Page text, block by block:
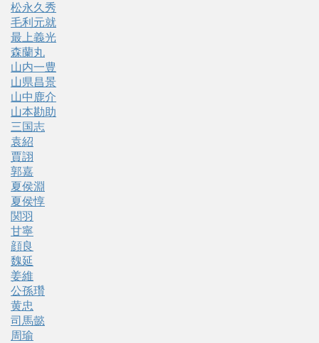
松永久秀
毛利元就
最上義光
森蘭丸
山内一豊
山県昌景
山中鹿介
山本勘助
三国志
袁紹
賈詡
郭嘉
夏侯淵
夏侯惇
関羽
甘寧
顔良
魏延
姜維
公孫瓚
黄忠
司馬懿
周瑜